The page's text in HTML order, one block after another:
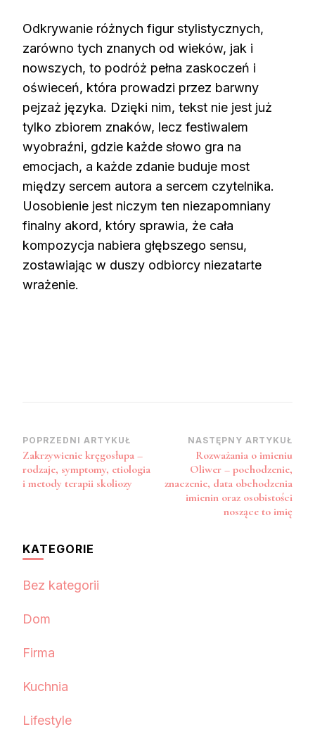
Odkrywanie różnych figur stylistycznych,
zarówno tych znanych od wieków, jak i
nowszych, to podróż pełna zaskoczeń i
oświeceń, która prowadzi przez barwny
pejzaż języka. Dzięki nim, tekst nie jest już
tylko zbiorem znaków, lecz festiwalem
wyobraźni, gdzie każde słowo gra na
emocjach, a każde zdanie buduje most
między sercem autora a sercem czytelnika.
Uosobienie jest niczym ten niezapomniany
finalny akord, który sprawia, że cała
kompozycja nabiera głębszego sensu,
zostawiając w duszy odbiorcy niezatarte
wrażenie.
Nawigacja
wpisu
POPRZEDNI ARTYKUŁ
Zakrzywienie kręgosłupa –
rodzaje, symptomy, etiologia
i metody terapii skoliozy
NASTĘPNY ARTYKUŁ
Rozważania o imieniu
Oliwer – pochodzenie,
znaczenie, data obchodzenia
imienin oraz osobistości
noszące to imię
KATEGORIE
Bez kategorii
Dom
Firma
Kuchnia
Lifestyle